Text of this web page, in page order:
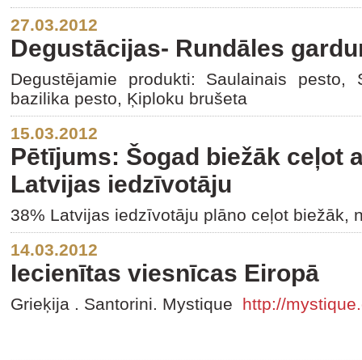
27.03.2012
Degustācijas- Rundāles
Degustējamie produkti: Saulainais
bazilika pesto, Ķiploku brušeta
15.03.2012
Pētījums: Šogad biežāk ceļot
Latvijas iedzīvotāju
38% Latvijas iedzīvotāju plāno ceļot biežāk,
14.03.2012
Iecienītas viesnīcas Eiropā
Grieķija . Santorini. Mystique http://